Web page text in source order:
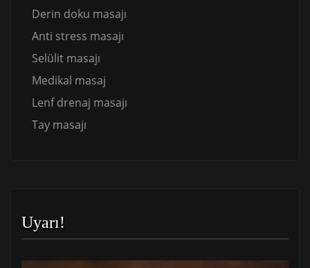
Derin doku masajı
Anti stress masajı
Selülit masajı
Medikal masaj
Lenf drenaj masajı
Tay masajı
Uyarı!